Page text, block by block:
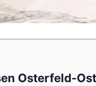
Osterfeld-Ost